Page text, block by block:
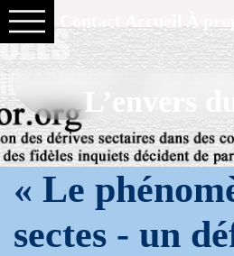
L’envers
« Le
sectes - un